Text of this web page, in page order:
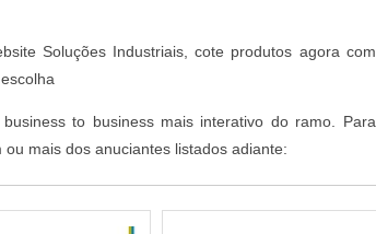
Soluções Industriais, cote produtos agora com
to business mais interativo do ramo. Para
mais dos anuciantes listados adiante: